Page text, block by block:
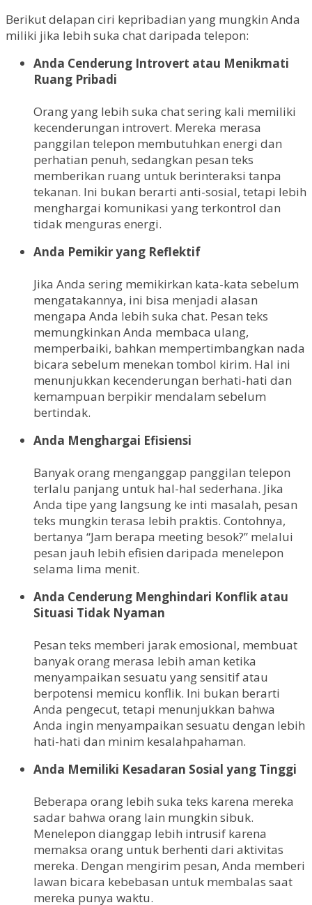
Berikut delapan ciri kepribadian yang mungkin Anda
miliki jika lebih suka chat daripada telepon:
Anda Cenderung Introvert atau Menikmati
Ruang Pribadi
Orang yang lebih suka chat sering kali memiliki
kecenderungan introvert. Mereka merasa
panggilan telepon membutuhkan energi dan
perhatian penuh, sedangkan pesan teks
memberikan ruang untuk berinteraksi tanpa
tekanan. Ini bukan berarti anti-sosial, tetapi lebih
menghargai komunikasi yang terkontrol dan
tidak menguras energi.
Anda Pemikir yang Reflektif
Jika Anda sering memikirkan kata-kata sebelum
mengatakannya, ini bisa menjadi alasan
mengapa Anda lebih suka chat. Pesan teks
memungkinkan Anda membaca ulang,
memperbaiki, bahkan mempertimbangkan nada
bicara sebelum menekan tombol kirim. Hal ini
menunjukkan kecenderungan berhati-hati dan
kemampuan berpikir mendalam sebelum
bertindak.
Anda Menghargai Efisiensi
Banyak orang menganggap panggilan telepon
terlalu panjang untuk hal-hal sederhana. Jika
Anda tipe yang langsung ke inti masalah, pesan
teks mungkin terasa lebih praktis. Contohnya,
bertanya “Jam berapa meeting besok?” melalui
pesan jauh lebih efisien daripada menelepon
selama lima menit.
Anda Cenderung Menghindari Konflik atau
Situasi Tidak Nyaman
Pesan teks memberi jarak emosional, membuat
banyak orang merasa lebih aman ketika
menyampaikan sesuatu yang sensitif atau
berpotensi memicu konflik. Ini bukan berarti
Anda pengecut, tetapi menunjukkan bahwa
Anda ingin menyampaikan sesuatu dengan lebih
hati-hati dan minim kesalahpahaman.
Anda Memiliki Kesadaran Sosial yang Tinggi
Beberapa orang lebih suka teks karena mereka
sadar bahwa orang lain mungkin sibuk.
Menelepon dianggap lebih intrusif karena
memaksa orang untuk berhenti dari aktivitas
mereka. Dengan mengirim pesan, Anda memberi
lawan bicara kebebasan untuk membalas saat
mereka punya waktu.